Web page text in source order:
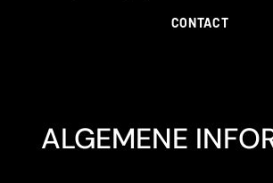
CONTACT
ALGEMENE